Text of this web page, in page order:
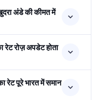
अंडे की कीमत में
रोज़ अपडेट होता
पूरे भारत में समान